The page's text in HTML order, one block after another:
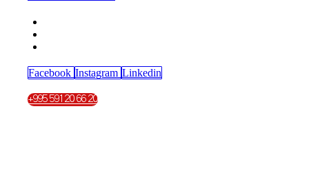
Facebook Instagram Linkedin
+995 591 20 66 20